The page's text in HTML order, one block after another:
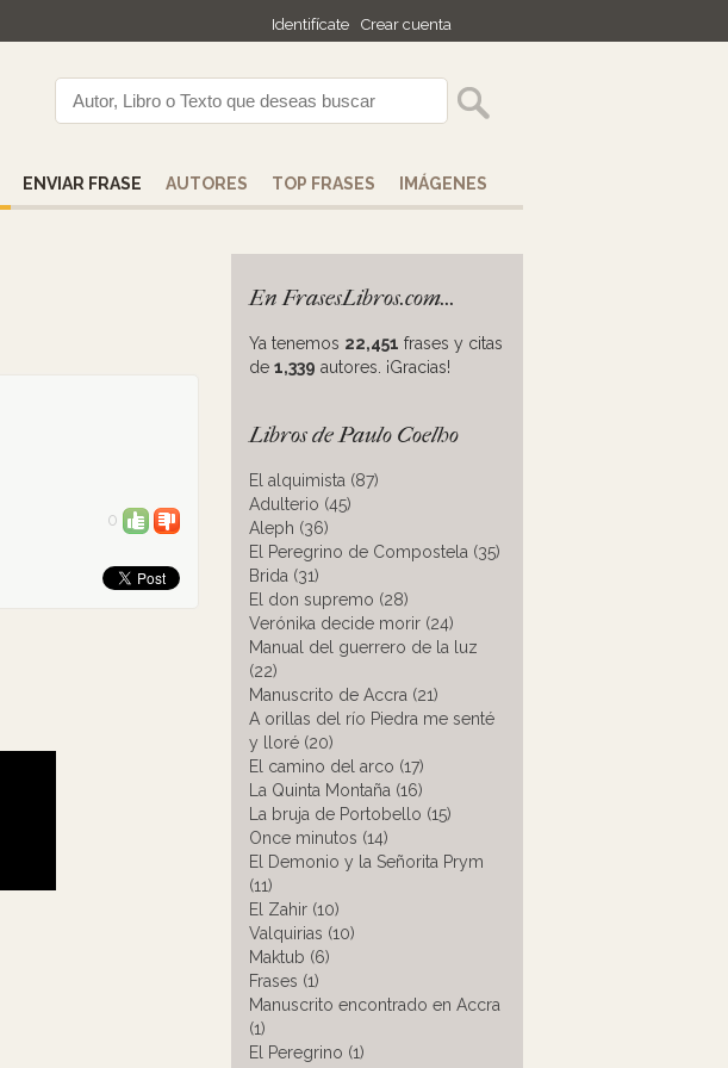
Identifícate Crear cuenta
ENVIAR FRASE AUTORES TOP FRASES IMÁGENES
0
En FrasesLibros.com...
Ya tenemos 22,451 frases y citas
de 1,339 autores. ¡Gracias!
Libros de Paulo Coelho
El alquimista (87)
Adulterio (45)
Aleph (36)
El Peregrino de Compostela (35)
Brida (31)
El don supremo (28)
Verónika decide morir (24)
Manual del guerrero de la luz
(22)
Manuscrito de Accra (21)
A orillas del río Piedra me senté
y lloré (20)
El camino del arco (17)
La Quinta Montaña (16)
La bruja de Portobello (15)
Once minutos (14)
El Demonio y la Señorita Prym
(11)
El Zahir (10)
Valquirias (10)
Maktub (6)
Frases (1)
Manuscrito encontrado en Accra
(1)
El Peregrino (1)